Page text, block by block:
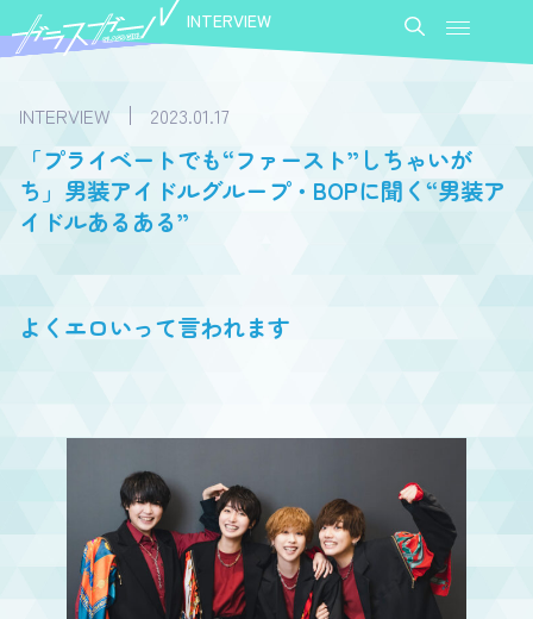
INTERVIEW
INTERVIEW 2023.01.17
「プライベートでも“ファースト”しちゃいが
ち」男装アイドルグループ・BOPに聞く“男装ア
イドルあるある”
よくエロいって言われます